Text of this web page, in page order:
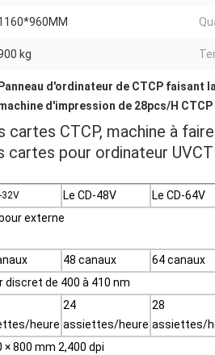
kg
Panneau d'ordinateur de CTCP faisant
d'impression de 28pcs/H CTCP
cartes CTCP, machine à
cartes pour ordinateur
32V Le CD-48V Le CD-64V
externe
48 canaux 64 canaux
discret de 400 à 410 nm
heure
24
assiettes/heure
28
assiettes/
× 800 mm 2,400 dpi